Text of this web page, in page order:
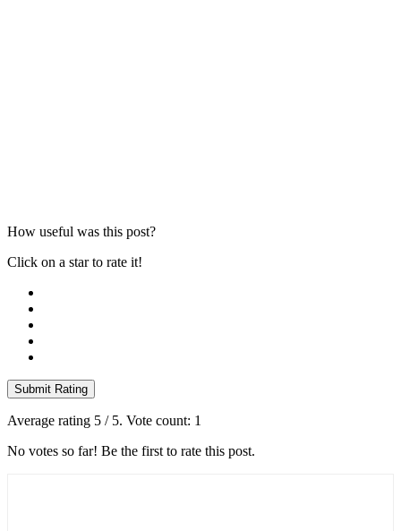
How useful was this post?
Click on a star to rate it!
Submit Rating
Average rating 5 / 5. Vote count: 1
No votes so far! Be the first to rate this post.